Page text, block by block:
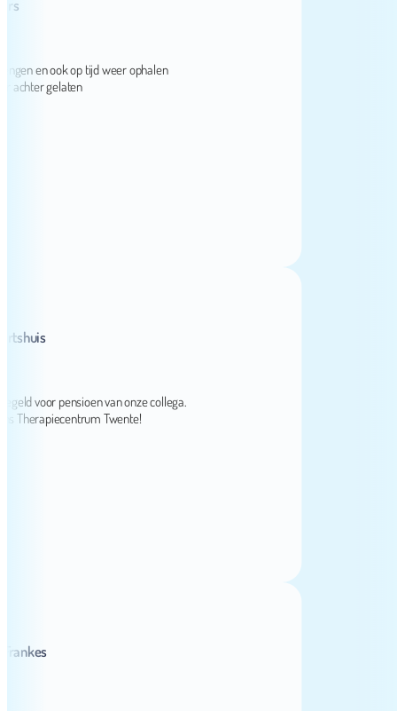
en ook op tijd weer ophalen
gelaten
voor pensioen van onze collega.
Twente!